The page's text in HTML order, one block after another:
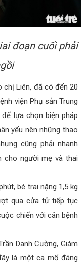
đoạn cuối phải
chị Liên, đã có đến 20
viện Phụ sản Trung
lựa chọn biện pháp
yếu nên những thao
cũng phải nhanh
cho người mẹ và thai
bé trai nặng 1,5 kg
qua cửa tử tiếp tục
chiến với căn bệnh
Danh Cường, Giám
là một ca mổ đáng